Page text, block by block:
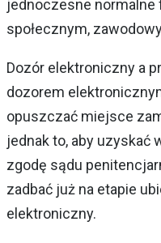
jednoczesne
społecznym,
Dozór elektroniczny a
dozorem
opuszczać miejsce
jednak to, aby uzyskać
zgodę sądu
zadbać już na etapie
elektroniczny.